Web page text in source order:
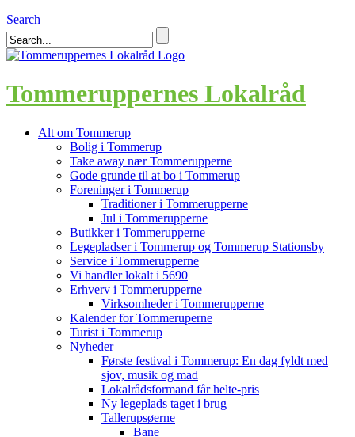
Search
Tommeruppernes Lokalråd
Alt om Tommerup
Bolig i Tommerup
Take away nær Tommerupperne
Gode grunde til at bo i Tommerup
Foreninger i Tommerup
Traditioner i Tommerupperne
Jul i Tommerupperne
Butikker i Tommerupperne
Legepladser i Tommerup og Tommerup Stationsby
Service i Tommerupperne
Vi handler lokalt i 5690
Erhverv i Tommerupperne
Virksomheder i Tommerupperne
Kalender for Tommeruperne
Turist i Tommerup
Nyheder
Første festival i Tommerup: En dag fyldt med
sjov, musik og mad
Lokalrådsformand får helte-pris
Ny legeplads taget i brug
Tallerupsøerne
Bane